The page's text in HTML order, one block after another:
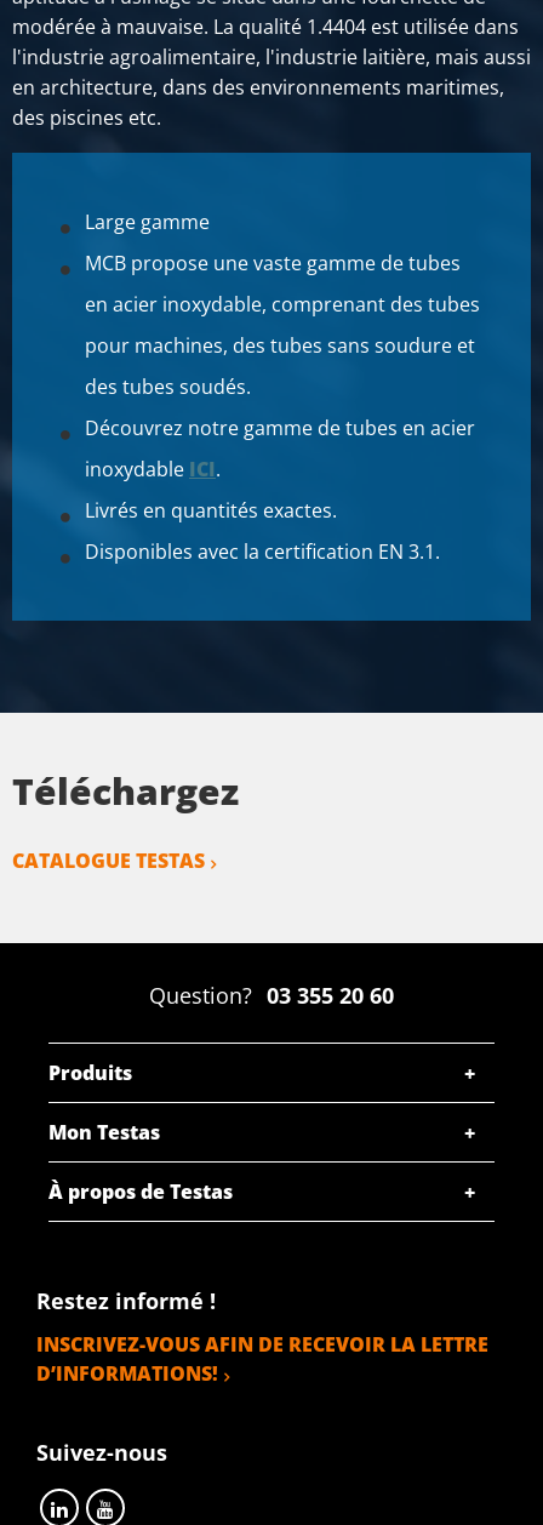
modérée à mauvaise. La qualité 1.4404 est utilisée dans
l'industrie agroalimentaire, l'industrie laitière, mais aussi
en architecture, dans des environnements maritimes,
des piscines etc.
Large gamme
MCB propose une vaste gamme de tubes
en acier inoxydable, comprenant des tubes
pour machines, des tubes sans soudure et
des tubes soudés.
Découvrez notre gamme de tubes en acier
inoxydable ICI.
Livrés en quantités exactes.
Disponibles avec la certification EN 3.1.
Téléchargez
CATALOGUE TESTAS
Question? 03 355 20 60
Produits
Mon Testas
À propos de Testas
Restez informé !
INSCRIVEZ-VOUS AFIN DE RECEVOIR LA LETTRE
D’INFORMATIONS!
Suivez-nous